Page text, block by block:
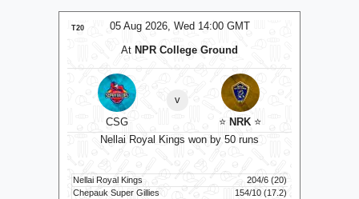
05 Aug 2026, Wed 14:00 GMT
T20
At NPR College Ground
CSG
v
⭐ NRK ⭐
Nellai Royal Kings won by 50 runs
Nellai Royal Kings
204/6 (20)
Chepauk Super Gillies
154/10 (17.2)